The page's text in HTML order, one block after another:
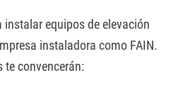
instalar equipos de elevación
instaladora como FAIN.
te convencerán: